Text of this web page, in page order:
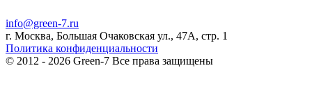
info@green-7.ru
г. Москва, Большая Очаковская ул., 47А, стр. 1
Политика конфиденциальности
© 2012 - 2026 Green-7 Все права защищены